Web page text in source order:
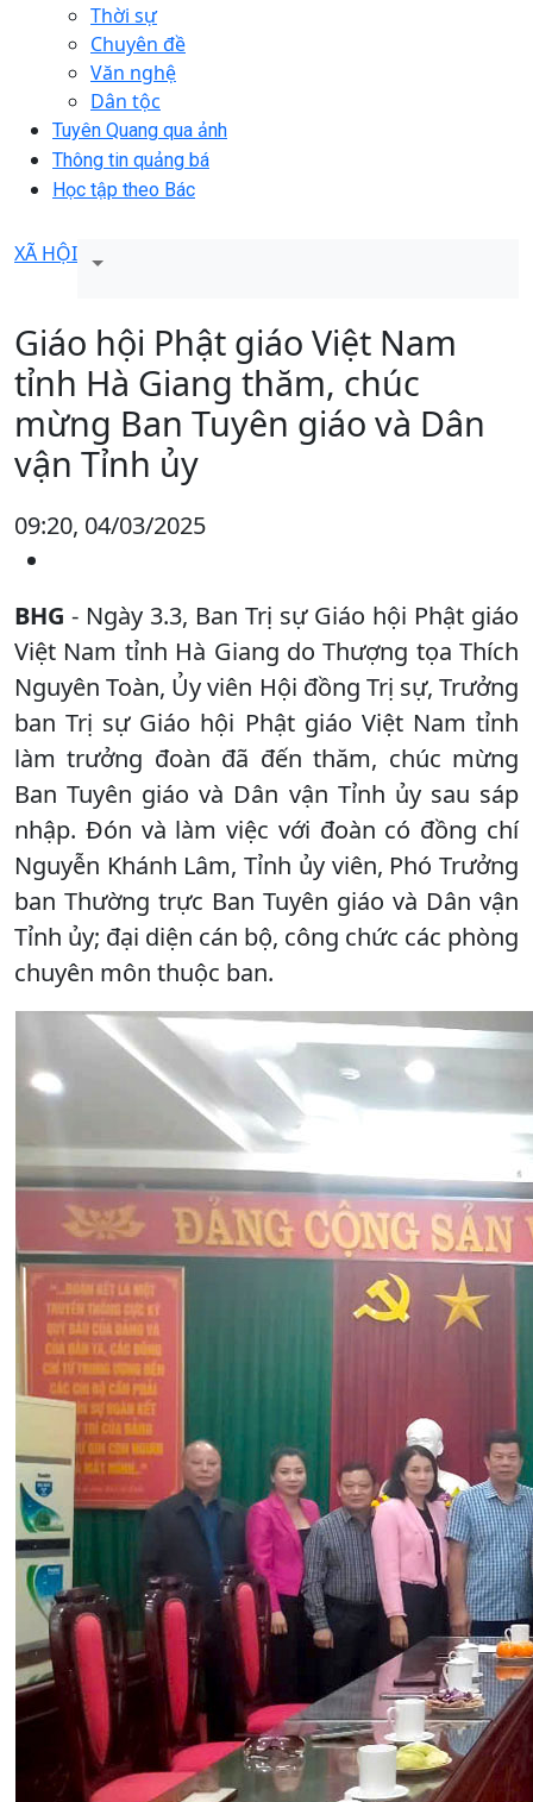
Thời sự
Chuyên đề
Văn nghệ
Dân tộc
Tuyên Quang qua ảnh
Thông tin quảng bá
Học tập theo Bác
XÃ HỘI
Giáo hội Phật giáo Việt Nam
tỉnh Hà Giang thăm, chúc
mừng Ban Tuyên giáo và Dân
vận Tỉnh ủy
09:20, 04/03/2025
BHG - Ngày 3.3, Ban Trị sự Giáo hội Phật giáo
Việt Nam tỉnh Hà Giang do Thượng tọa Thích
Nguyên Toàn, Ủy viên Hội đồng Trị sự, Trưởng
ban Trị sự Giáo hội Phật giáo Việt Nam tỉnh
làm trưởng đoàn đã đến thăm, chúc mừng
Ban Tuyên giáo và Dân vận Tỉnh ủy sau sáp
nhập. Đón và làm việc với đoàn có đồng chí
Nguyễn Khánh Lâm, Tỉnh ủy viên, Phó Trưởng
ban Thường trực Ban Tuyên giáo và Dân vận
Tỉnh ủy; đại diện cán bộ, công chức các phòng
chuyên môn thuộc ban.